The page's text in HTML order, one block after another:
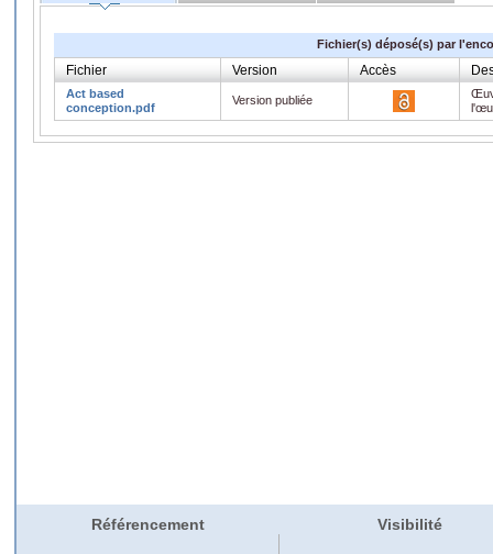
Fichier(s) déposé(s) par
Fichier Version Accès
Act based
conception.pdf
Version publiée
Référencement Visibilité